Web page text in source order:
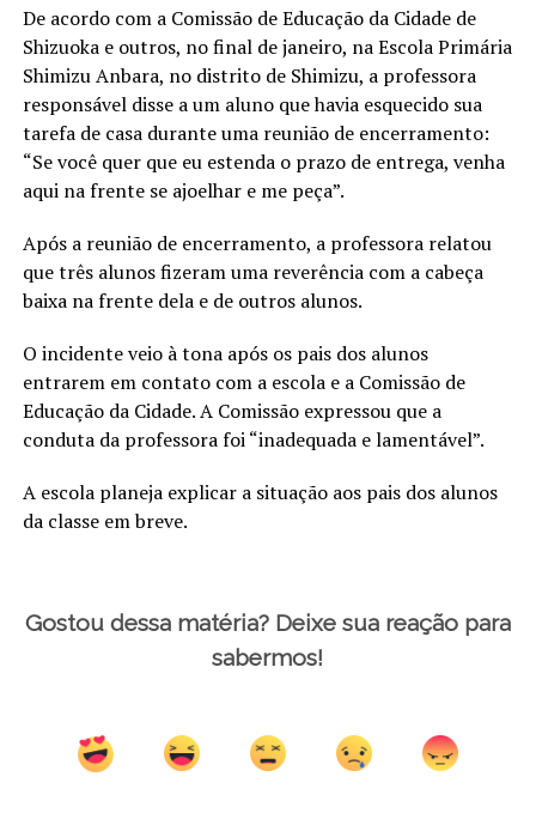
De acordo com a Comissão de Educação da Cidade de
Shizuoka e outros, no final de janeiro, na Escola Primária
Shimizu Anbara, no distrito de Shimizu, a professora
responsável disse a um aluno que havia esquecido sua
tarefa de casa durante uma reunião de encerramento:
“Se você quer que eu estenda o prazo de entrega, venha
aqui na frente se ajoelhar e me peça”.
Após a reunião de encerramento, a professora relatou
que três alunos fizeram uma reverência com a cabeça
baixa na frente dela e de outros alunos.
O incidente veio à tona após os pais dos alunos
entrarem em contato com a escola e a Comissão de
Educação da Cidade. A Comissão expressou que a
conduta da professora foi “inadequada e lamentável”.
A escola planeja explicar a situação aos pais dos alunos
da classe em breve.
Gostou dessa matéria? Deixe sua reação para
sabermos!